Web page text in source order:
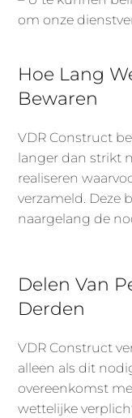
om onze
Hoe Lang
Bewaren
VDR Construct
langer dan strikt
realiseren
verzameld. Deze
naargelang de
Delen Van
Derden
VDR Construct
alleen als dit
overeenkomst
wettelijke